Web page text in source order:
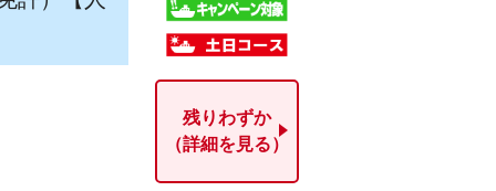
残りわずか
（詳細を見る）